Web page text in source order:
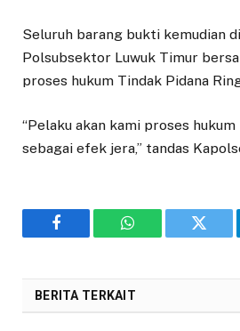
Seluruh barang bukti kemudian
Polsubsektor Luwuk Timur
proses hukum Tindak Pidana
“Pelaku akan kami proses
sebagai efek jera,” tandas
Facebook WhatsApp
BERITA TERKAIT